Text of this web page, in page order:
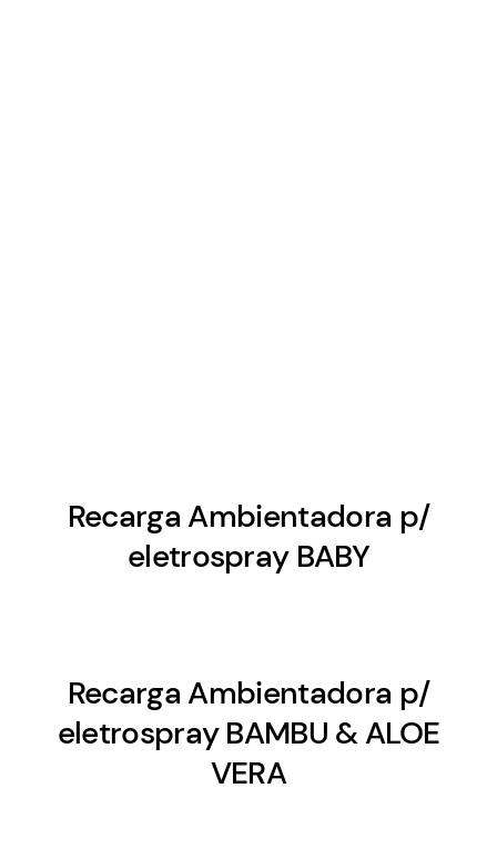
Recarga Ambientadora p/
eletrospray BABY
Recarga Ambientadora p/
eletrospray BAMBU & ALOE
VERA